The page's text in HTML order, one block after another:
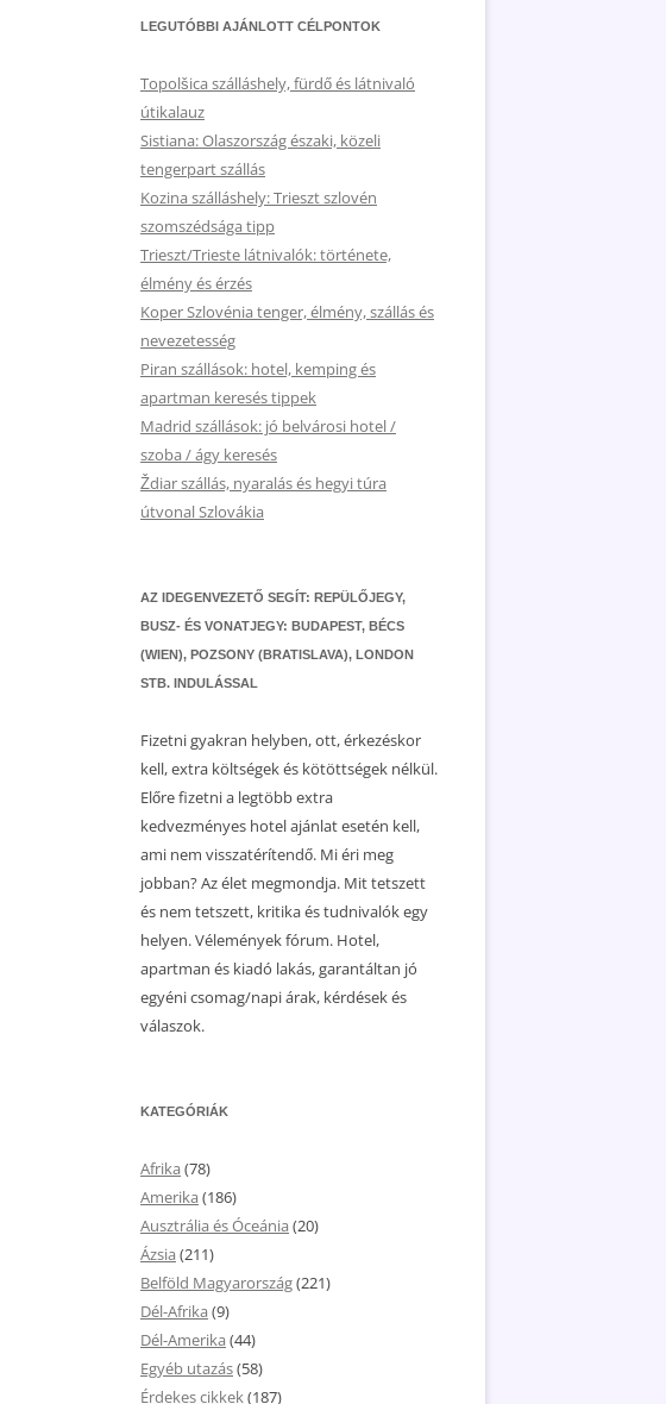
LEGUTÓBBI AJÁNLOTT CÉLPONTOK
Topolšica szálláshely, fürdő és látnivaló
útikalauz
Sistiana: Olaszország északi, közeli
tengerpart szállás
Kozina szálláshely: Trieszt szlovén
szomszédsága tipp
Trieszt/Trieste látnivalók: története,
élmény és érzés
Koper Szlovénia tenger, élmény, szállás és
nevezetesség
Piran szállások: hotel, kemping és
apartman keresés tippek
Madrid szállások: jó belvárosi hotel /
szoba / ágy keresés
Ždiar szállás, nyaralás és hegyi túra
útvonal Szlovákia
AZ IDEGENVEZETŐ SEGÍT: REPÜLŐJEGY,
BUSZ- ÉS VONATJEGY: BUDAPEST, BÉCS
(WIEN), POZSONY (BRATISLAVA), LONDON
STB. INDULÁSSAL
Fizetni gyakran helyben, ott, érkezéskor
kell, extra költségek és kötöttségek nélkül.
Előre fizetni a legtöbb extra
kedvezményes hotel ajánlat esetén kell,
ami nem visszatérítendő. Mi éri meg
jobban? Az élet megmondja. Mit tetszett
és nem tetszett, kritika és tudnivalók egy
helyen. Vélemények fórum. Hotel,
apartman és kiadó lakás, garantáltan jó
egyéni csomag/napi árak, kérdések és
válaszok.
KATEGÓRIÁK
Afrika (78)
Amerika (186)
Ausztrália és Óceánia (20)
Ázsia (211)
Belföld Magyarország(221)
Dél-Afrika (9)
Dél-Amerika (44)
Egyéb utazás(58)
Érdekes cikkek(187)